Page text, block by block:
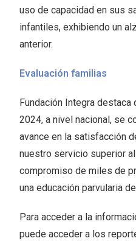
uso de capacidad en sus
infantiles, exhibiendo un
anterior.
Evaluación familias
Fundación Integra destaca
2024, a nivel nacional, se
avance en la satisfacción
nuestro servicio superior al
compromiso de miles de
una educación parvularia
Para acceder a la
puede acceder a los